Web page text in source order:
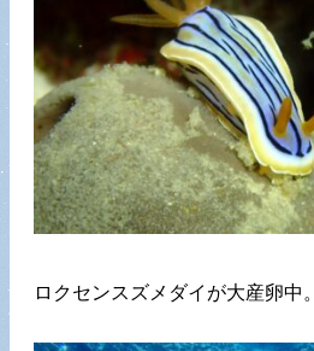
ロクセンスズメダイが大産卵中。